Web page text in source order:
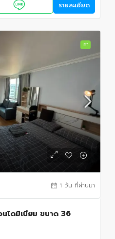
รายละเอียด
เช่า
1 วัน ที่ผ่านมา
นโดมิเนียม ขนาด 36